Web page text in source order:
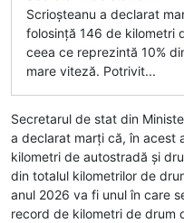
Scrioşteanu a declarat
folosinţă 146 de kilometri
ceea ce reprezintă 10%
mare viteză. Potrivit...
Secretarul de stat din
a declarat marți că, în acest
kilometri de autostradă şi
din totalul kilometrilor de
anul 2026 va fi unul în care
record de kilometri de drum